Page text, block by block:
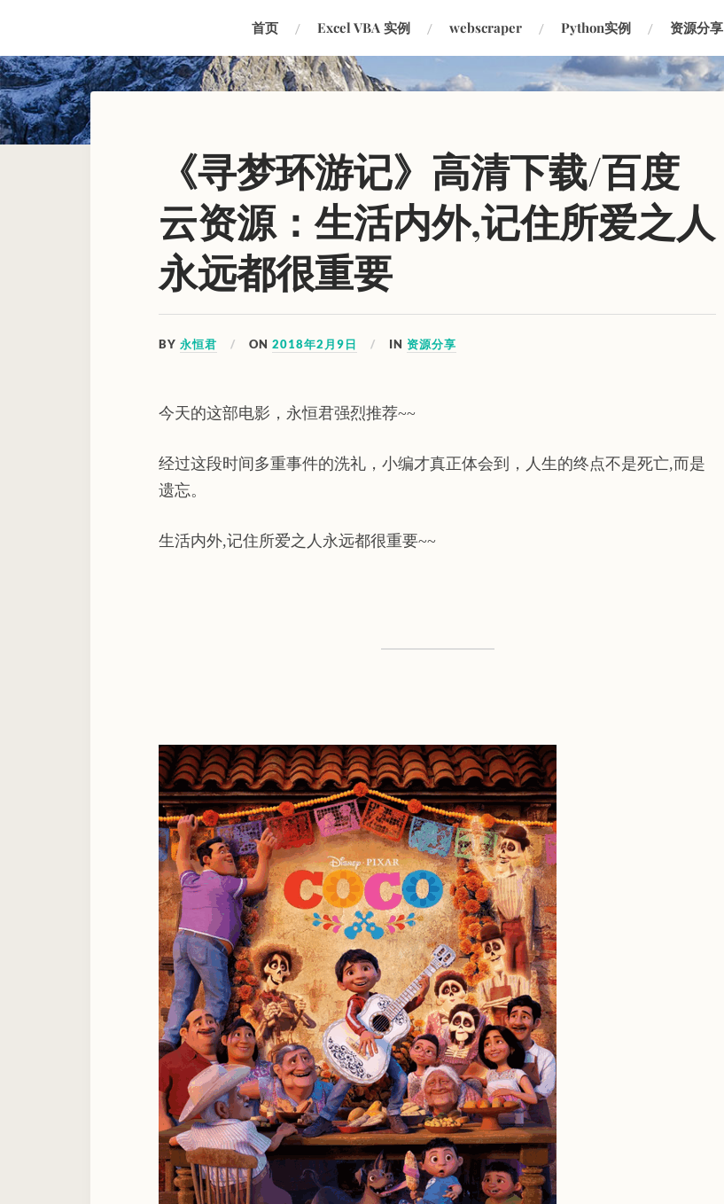
首页 Excel VBA 实例 webscraper Python实例 资源分享
《寻梦环游记》高清下载/百度
云资源：生活内外,记住所爱之人
永远都很重要
BY永恒君 ON2018年2月9日 IN资源分享
今天的这部电影，永恒君强烈推荐~~
经过这段时间多重事件的洗礼，小编才真正体会到，人生的终点不是死亡,而是
遗忘。
生活内外,记住所爱之人永远都很重要~~